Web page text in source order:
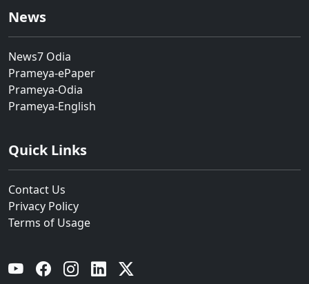
News
News7 Odia
Prameya-ePaper
Prameya-Odia
Prameya-English
Quick Links
Contact Us
Privacy Policy
Terms of Usage
YouTube Facebook Instagram Linkedin